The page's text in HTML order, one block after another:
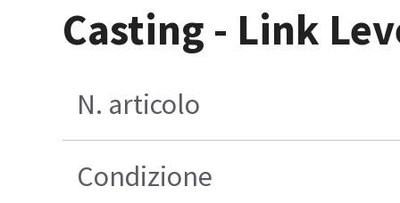
Casting - Link
N. articolo
Condizione